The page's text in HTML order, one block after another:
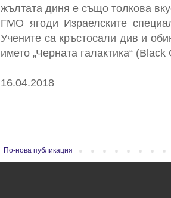
жълтата диня е също толкова
ГМО ягоди Израелските
Учените са кръстосали див и
името „Черната галактика“ (Black
16.04.2018
По-нова публикация